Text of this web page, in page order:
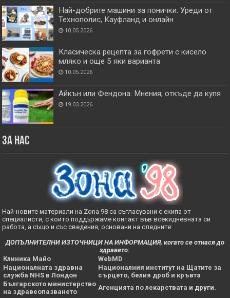
Най-добрите машини за понички: Уреди от
Технополис, Кауфланд и онлайн
10.05.2026
Класическа рецепта за гофрети с кисело
мляко и още 5 яки варианта
10.05.2026
Айкън или Фендона: Мнения, откъде да купя
19.03.2026
За нас
Най-новите материали на Zona 98 са съгласувани с екипа от
специалисти, с които поддържаме контакт във всекидневната си
работа, а също и със сведения, основани на следните:
ДОПЪЛНИТЕЛНИ ИЗТОЧНИЦИ НА ИНФОРМАЦИЯ, когато се отнася до
здравето:
Клиника Майо
WebMD
Националната здравна
служба NHS в Лондон
Националния институт на Щатите за
сърцето, белия дроб и кръвта
Българското министерство
на здравеопазването
Агенцията по лекарствата и други.